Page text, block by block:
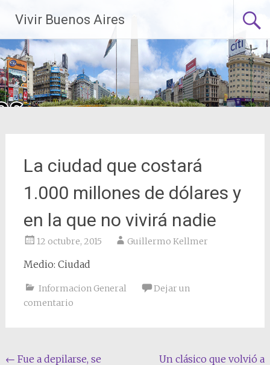
contenido
Vivir Buenos Aires
La ciudad que costará
1.000 millones de dólares y
en la que no vivirá nadie
12 octubre, 2015 Guillermo Kellmer
Medio: Ciudad
Informacion General
Dejar un
comentario
Navegación
← Fue a depilarse, se
Un clásico que volvió a